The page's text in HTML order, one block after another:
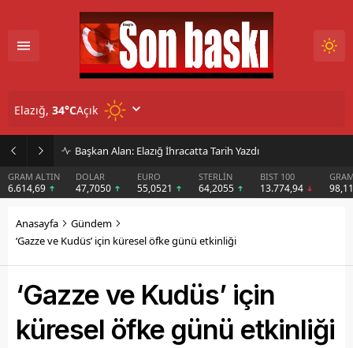
İmar Kararı Mahkemeye Taşındı
DOLAR
47,7050
EURO
55,0521
STERLİN
64,2055
BIST 100
13.774,94
GRAM GÜMÜŞ
98,11
Elazığ, 34°CAçık
Anasayfa
Gündem
‘Gazze ve Kudüs’ için küresel öfke günü etkinliği
‘Gazze ve Kudüs’ için
küresel öfke günü etkinliği